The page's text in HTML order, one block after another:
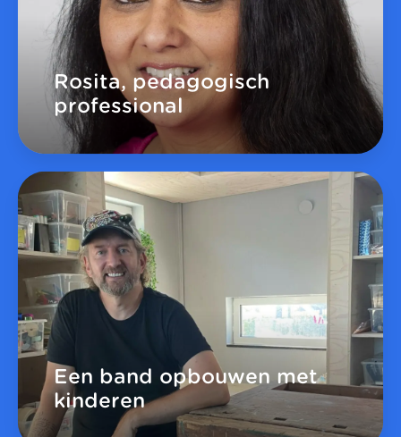
Rosita, pedagogisch
professional
Een band opbouwen met
kinderen